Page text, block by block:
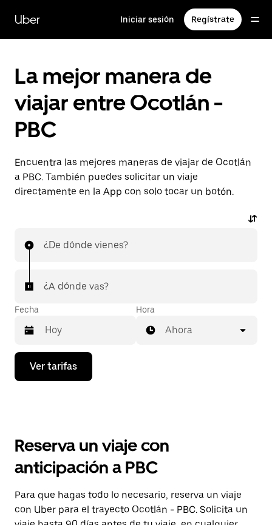
contenido
principal
Uber Iniciar sesión Regístrate
La mejor manera de
viajar entre Ocotlán -
PBC
Encuentra las mejores maneras de viajar de Ocotlán
a PBC. También puedes solicitar un viaje
directamente en la App con solo tocar un botón.
¿De dónde vienes?
¿A dónde vas?
Fecha
Presiona
flecha
el
y
selecciona
una
fecha.
Presiona
Hora
Ahora
Ver tarifas
Reserva un viaje con
anticipación a PBC
Para que hagas todo lo necesario, reserva un viaje
con Uber para el trayecto Ocotlán - PBC. Solicita un